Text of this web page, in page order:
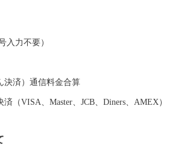
全に管理・保管し、第三者に譲渡・提供
人情報は、
催・出展するふるさと納税関連イベント
ふるさと納税に関する情報提供のため、
す。 また、情報の提供手段としては、電子
ト室】 電話：0955-58-9930 ＦＡＸ：050-3
入力不要）
決済）通信料金合算
（VISA、Master、JCB、Diners、AMEX）